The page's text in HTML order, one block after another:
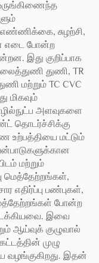
சுழற்சி,
எடை போன்ற
இது குறிப்பாக
துணி, TR
மற்றும் TC CVC
மிகவும்
அளவுகளை
தொடர்ச்சிக்கு
உற்பத்தியை மட்டும்
மற்றும்
மெத்தேற்றங்கள்,
எதிர்ப்பு பண்புகள்,
போன்ற
இவை
ஆய்வுக் குழுவால்
முழு
இதன்